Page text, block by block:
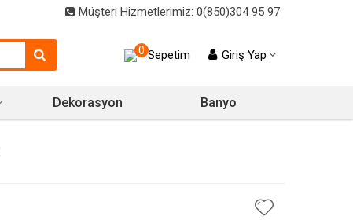
Müşteri Hizmetlerimiz: 0(850)304 95 97
0 Sepetim Giriş Yap
Dekorasyon Banyo